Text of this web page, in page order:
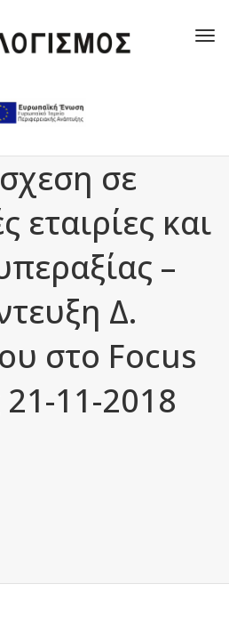
σε
εταιρίες και
–
Δ.
στο Focus
21-11-2018